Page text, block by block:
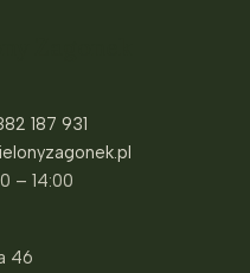
187 931
– 14:00
46